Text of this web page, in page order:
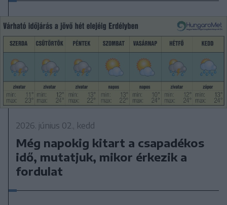
2026. június 02., kedd
Még napokig kitart a csapadékos
idő, mutatjuk, mikor érkezik a
fordulat